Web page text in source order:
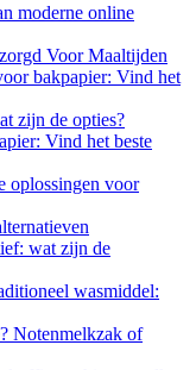
moderne online
Voor Maaltijden
bakpapier: Vind het
zijn de opties?
Vind het beste
oplossingen voor
wat zijn de
wasmiddel:
Notenmelkzak of